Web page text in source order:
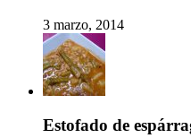
3 marzo, 2014
Estofado de